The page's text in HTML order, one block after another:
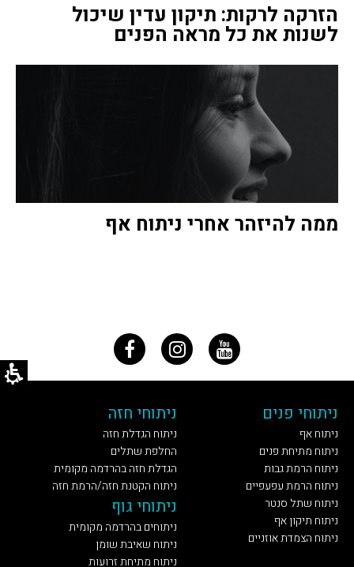
הזרקה לרקות: תיקון עדין שיכול
לשנות את כל מראה הפנים
ממה להיזהר אחרי ניתוח אף
ניתוחי פנים
ניתוח אף
ניתוח מתיחת פנים
ניתוח הרמת גבות
ניתוח הרמת עפעפיים
ניתוח שתל סנטר
ניתוח תיקון אף
ניתוח הצמדת אוזניים
ניתוחי חזה
ניתוח הגדלת חזה
החלפת שתלים
הגדלת חזה בהרדמה מקומית
ניתוח הקטנת חזה/הרמת חזה
ניתוחי גוף
ניתוחים בהרדמה מקומית
ניתוח שאיבת שומן
ניתוח מתיחת זרועות